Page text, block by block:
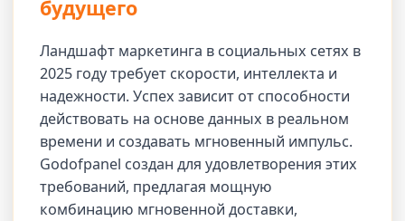
будущего
Ландшафт маркетинга в социальных сетях в
2025 году требует скорости, интеллекта и
надежности. Успех зависит от способности
действовать на основе данных в реальном
времени и создавать мгновенный импульс.
Godofpanel создан для удовлетворения этих
требований, предлагая мощную
комбинацию мгновенной доставки,